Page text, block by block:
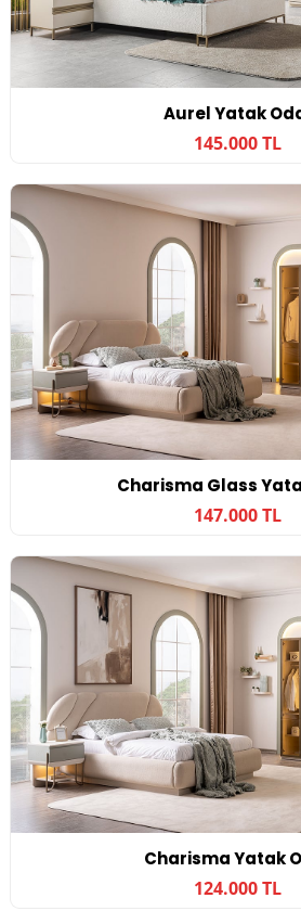
Aurel Yatak
145.000 TL
Charisma Glass
147.000 TL
Charisma Yatak
124.000 TL